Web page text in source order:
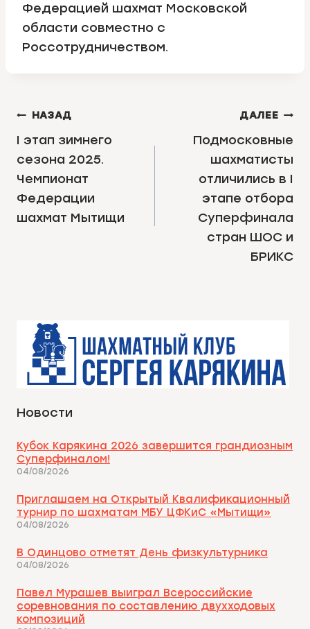
Федерацией шахмат Московской
области совместно с
Россотрудничеством.
НАВИГАЦИЯ
ПО
ЗАПИСЯМ
НАЗАД
I этап зимнего
сезона 2025.
Чемпионат
Федерации
шахмат Мытищи
ДАЛЕЕ
Подмосковные
шахматисты
отличились в I
этапе отбора
Суперфинала
стран ШОС и
БРИКС
Новости
Кубок Карякина 2026 завершится грандиозным
Суперфиналом!
04/08/2026
Приглашаем на Открытый Квалификационный
турнир по шахматам МБУ ЦФКиС «Мытищи»
04/08/2026
В Одинцово отметят День физкультурника
04/08/2026
Павел Мурашев выиграл Всероссийские
соревнования по составлению двухходовых
композиций